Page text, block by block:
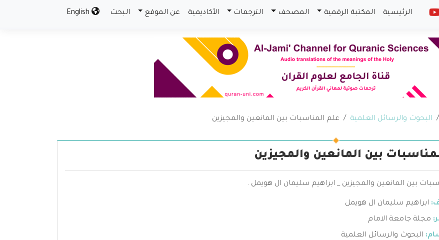
الرئيسية المكتبة الرقمية المصحف الترجمات الأكاديمية عن الموقع البحث
البحوث والرسائل العلمية علم المناسبات بين المانعين والمجيزين
بين المانعين والمجيزين
بين المانعين والمجيزين _ ابراهيم سليمان ال هويمل .
ابراهيم سليمان ال هويمل
مجلة جامعة الامام
البحوث والرسائل العلمية